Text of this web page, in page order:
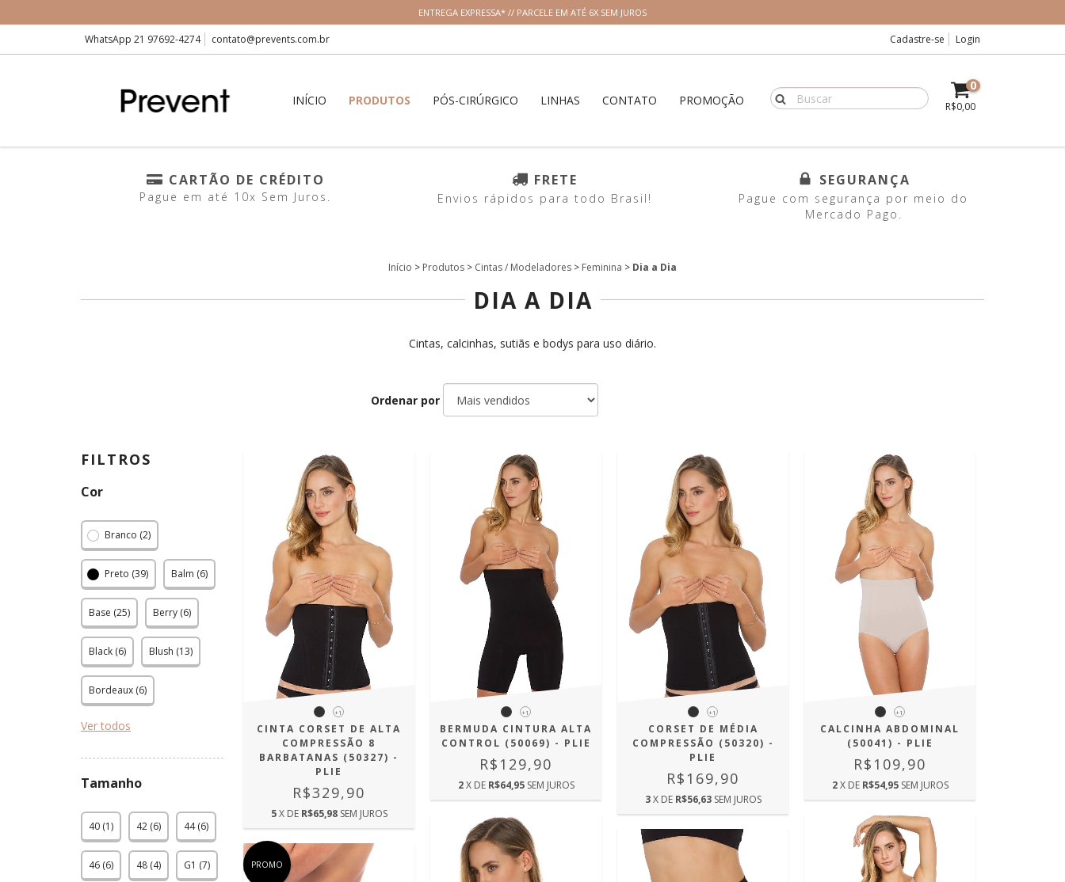
ENTREGA EXPRESSA* // PARCELE EM ATÉ 6X SEM JUROS
WhatsApp 21 97692-4274 contato@prevents.com.br Cadastre-se Login
INÍCIO PRODUTOS PÓS-CIRÚRGICO LINHAS CONTATO PROMOÇÃO
0
R$0,00
CARTÃO DE CRÉDITO
Pague em até 10x Sem Juros.
FRETE
Envios rápidos para todo Brasil!
SEGURANÇA
Pague com segurança por meio do
Mercado Pago.
Início > Produtos > Cintas / Modeladores > Feminina > Dia a Dia
DIA A DIA
Cintas, calcinhas, sutiãs e bodys para uso diário.
Ordenar por
FILTROS
Cor
Branco (2)
Preto (39) Balm (6)
Base (25) Berry (6)
Black (6) Blush (13)
Bordeaux (6)
Ver todos
Tamanho
40 (1) 42 (6) 44 (6)
46 (6) 48 (4) G1 (7)
+1
CINTA CORSET DE ALTA
COMPRESSÃO 8
BARBATANAS (50327) -
PLIE
R$329,90
5X DE R$65,98 SEM JUROS
+1
BERMUDA CINTURA ALTA
CONTROL (50069) - PLIE
R$129,90
2X DE R$64,95 SEM JUROS
+1
CORSET DE MÉDIA
COMPRESSÃO (50320) -
PLIE
R$169,90
3X DE R$56,63 SEM JUROS
+1
CALCINHA ABDOMINAL
(50041) - PLIE
R$109,90
2X DE R$54,95 SEM JUROS
PROMO